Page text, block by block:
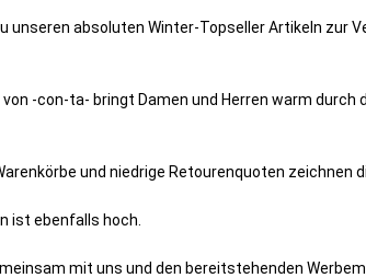
unseren absoluten Winter-Topseller Artikeln zur
-con-ta- bringt Damen und Herren warm durch
und niedrige Retourenquoten zeichnen
ist ebenfalls hoch.
mit uns und den bereitstehenden